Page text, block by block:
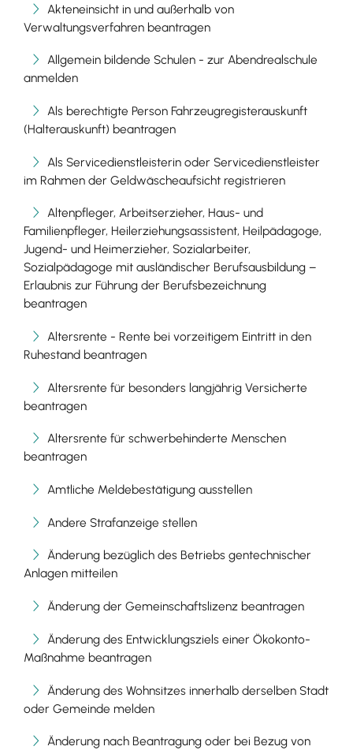
Akteneinsicht in und außerhalb von
Verwaltungsverfahren beantragen
Allgemein bildende Schulen - zur Abendrealschule
anmelden
Als berechtigte Person Fahrzeugregisterauskunft
(Halterauskunft) beantragen
Als Servicedienstleisterin oder Servicedienstleister
im Rahmen der Geldwäscheaufsicht registrieren
Altenpfleger, Arbeitserzieher, Haus- und
Familienpfleger, Heilerziehungsassistent, Heilpädagoge,
Jugend- und Heimerzieher, Sozialarbeiter,
Sozialpädagoge mit ausländischer Berufsausbildung –
Erlaubnis zur Führung der Berufsbezeichnung
beantragen
Altersrente - Rente bei vorzeitigem Eintritt in den
Ruhestand beantragen
Altersrente für besonders langjährig Versicherte
beantragen
Altersrente für schwerbehinderte Menschen
beantragen
Amtliche Meldebestätigung ausstellen
Andere Strafanzeige stellen
Änderung bezüglich des Betriebs gentechnischer
Anlagen mitteilen
Änderung der Gemeinschaftslizenz beantragen
Änderung des Entwicklungsziels einer Ökokonto-
Maßnahme beantragen
Änderung des Wohnsitzes innerhalb derselben Stadt
oder Gemeinde melden
Änderung nach Beantragung oder bei Bezug von